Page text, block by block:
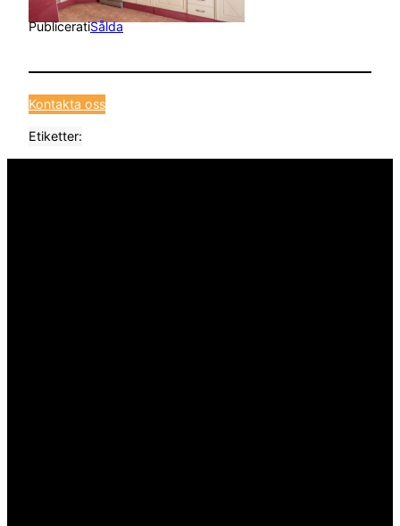
PubliceratiSålda
Kontakta oss
Etiketter: